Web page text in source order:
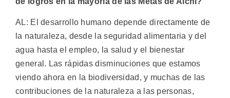
AL: El desarrollo humano depende directamente de
la naturaleza, desde la seguridad alimentaria y del
agua hasta el empleo, la salud y el bienestar
general. Las rápidas disminuciones que estamos
viendo ahora en la biodiversidad, y muchas de las
contribuciones de la naturaleza a las personas,